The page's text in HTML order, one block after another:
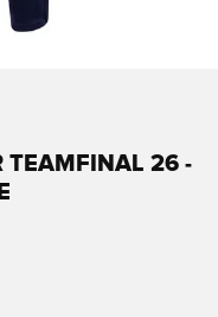
TEAMFINAL 26 -